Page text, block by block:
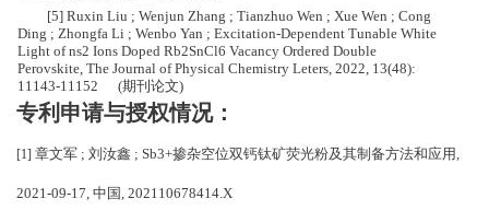
[5] Ruxin Liu ; Wenjun Zhang ; Tianzhuo Wen ; Xue Wen ; Cong
Ding ; Zhongfa Li ; Wenbo Yan ; Excitation-Dependent Tunable White
Light of ns2 Ions Doped Rb2SnCl6 Vacancy Ordered Double
Perovskite, The Journal of Physical Chemistry Leters, 2022, 13(48):
11143-11152 (期刊论文)
专利申请与授权情况：
[1] 章文军 ; 刘汝鑫 ; Sb3+掺杂空位双钙钛矿荧光粉及其制备方法和应用,
2021-09-17, 中国, 202110678414.X